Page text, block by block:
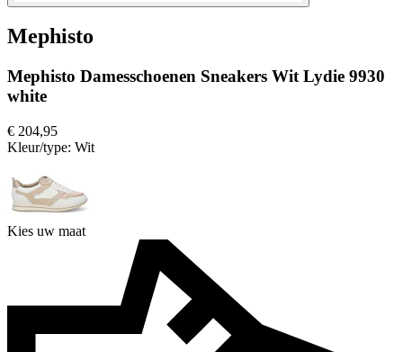
Mephisto
Mephisto Damesschoenen Sneakers Wit Lydie 9930
white
€ 204,95
Kleur/type: Wit
Kies uw maat